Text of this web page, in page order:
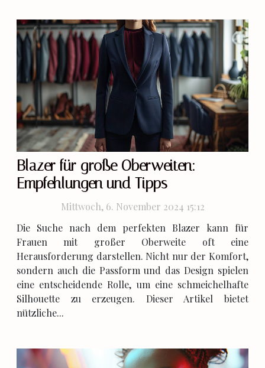
Blazer für große Oberweiten:
Empfehlungen und Tipps
Mittwoch, 6. November 2024 15:12
Die Suche nach dem perfekten Blazer kann für
Frauen mit großer Oberweite oft eine
Herausforderung darstellen. Nicht nur der Komfort,
sondern auch die Passform und das Design spielen
eine entscheidende Rolle, um eine schmeichelhafte
Silhouette zu erzeugen. Dieser Artikel bietet
nützliche...